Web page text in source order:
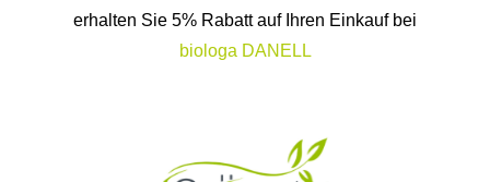
erhalten Sie 5% Rabatt auf Ihren Einkauf bei
biologa DANELL